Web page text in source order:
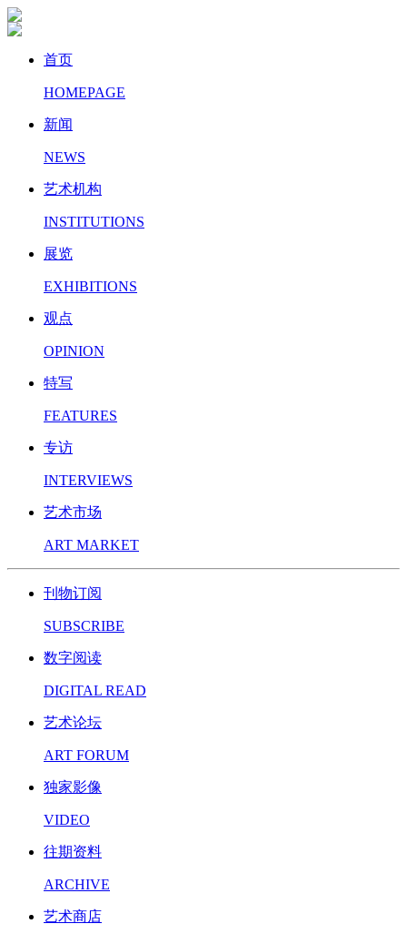
首页
HOMEPAGE
新闻
NEWS
艺术机构
INSTITUTIONS
展览
EXHIBITIONS
观点
OPINION
特写
FEATURES
专访
INTERVIEWS
艺术市场
ART MARKET
刊物订阅
SUBSCRIBE
数字阅读
DIGITAL READ
艺术论坛
ART FORUM
独家影像
VIDEO
往期资料
ARCHIVE
艺术商店